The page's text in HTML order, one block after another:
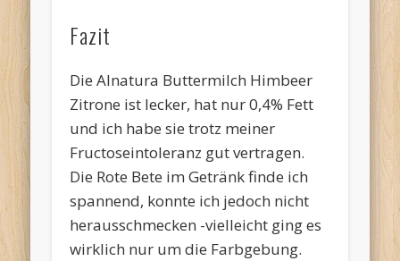
Fazit
Die Alnatura Buttermilch Himbeer
Zitrone ist lecker, hat nur 0,4% Fett
und ich habe sie trotz meiner
Fructoseintoleranz gut vertragen.
Die Rote Bete im Getränk finde ich
spannend, konnte ich jedoch nicht
herausschmecken -vielleicht ging es
wirklich nur um die Farbgebung.